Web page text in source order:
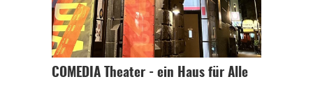
COMEDIA Theater - ein Haus für Alle